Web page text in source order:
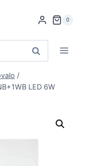
0
Haku
/
LED 6W